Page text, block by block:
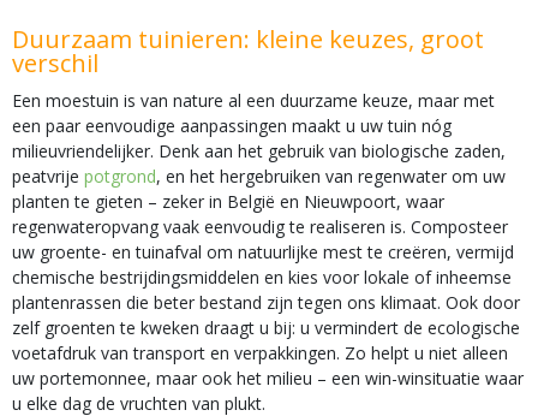
Duurzaam tuinieren: kleine keuzes, groot
verschil
Een moestuin is van nature al een duurzame keuze, maar met
een paar eenvoudige aanpassingen maakt u uw tuin nóg
milieuvriendelijker. Denk aan het gebruik van biologische zaden,
peatvrije potgrond, en het hergebruiken van regenwater om uw
planten te gieten – zeker in België en Nieuwpoort, waar
regenwateropvang vaak eenvoudig te realiseren is. Composteer
uw groente- en tuinafval om natuurlijke mest te creëren, vermijd
chemische bestrijdingsmiddelen en kies voor lokale of inheemse
plantenrassen die beter bestand zijn tegen ons klimaat. Ook door
zelf groenten te kweken draagt u bij: u vermindert de ecologische
voetafdruk van transport en verpakkingen. Zo helpt u niet alleen
uw portemonnee, maar ook het milieu – een win-winsituatie waar
u elke dag de vruchten van plukt.